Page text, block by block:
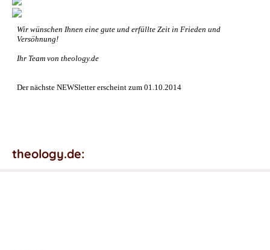
Wir wünschen Ihnen eine gute und erfüllte Zeit in Frieden und
Versöhnung!
Ihr Team von theology.de
Der nächste NEWSletter erscheint zum 01.10.2014
theology.de: